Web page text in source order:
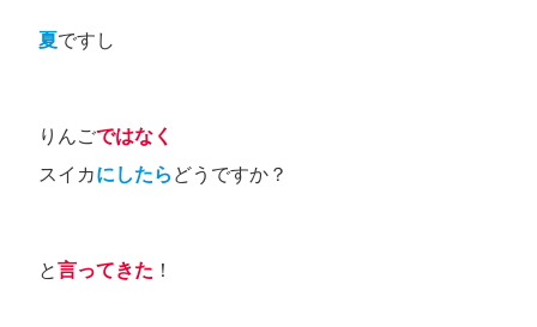
夏ですし
りんごではなく
スイカにしたら どうですか？
と言ってきた ！